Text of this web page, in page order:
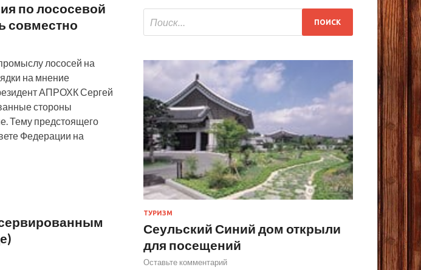
по лососевой
совместно
лососей на
на мнение
АПРОХК Сергей
стороны
Тему предстоящего
Федерации на
ТУРИЗМ
Сеульский Синий дом открыли
для посещений
Оставьте комментарий